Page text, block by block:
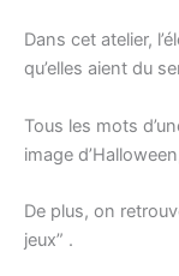
Dans cet atelier,
qu’elles aient du
Tous les mots
image
De plus, on
jeux” .